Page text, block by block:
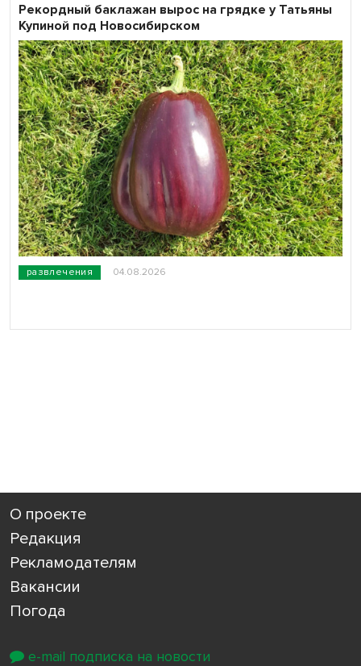
развлечения 04.08.2026
Рекордный баклажан вырос на грядке у Татьяны
Купиной под Новосибирском
О проекте
Редакция
Рекламодателям
Вакансии
Погода
e-mail подписка на новости